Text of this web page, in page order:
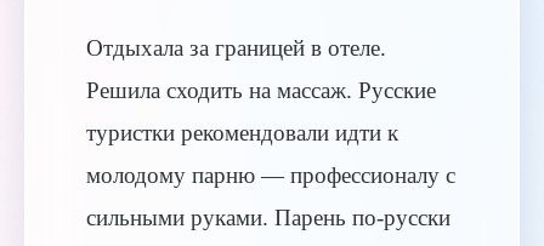
Отдыхала за границей в отеле.
Решила сходить на массаж. Русские
туристки рекомендовали идти к
молодому парню — профессионалу с
сильными руками. Парень по-русски